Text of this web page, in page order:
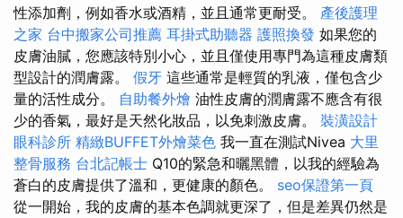
性添加劑，例如香水或酒精，並且通常更耐受。 產後護理
之家 台中搬家公司推薦 耳掛式助聽器 護照換發 如果您的
皮膚油膩，您應該特別小心，並且僅使用專門為這種皮膚類
型設計的潤膚露。 假牙 這些通常是輕質的乳液，僅包含少
量的活性成分。 自助餐外燴 油性皮膚的潤膚露不應含有很
少的香氣，最好是天然化妝品，以免刺激皮膚。 裝潢設計
眼科診所 精緻BUFFET外燴菜色 我一直在測試Nivea 大里
整骨服務 台北記帳士 Q10的緊急和曬黑體，以我的經驗為
蒼白的皮膚提供了溫和，更健康的顏色。 seo保證第一頁
從一開始，我的皮膚的基本色調就更深了，但是差異仍然是